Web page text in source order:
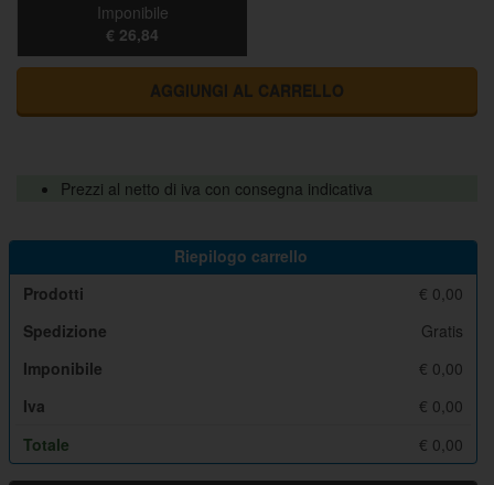
Imponibile
€ 26,84
AGGIUNGI AL CARRELLO
Prezzi al netto di iva con consegna indicativa
Riepilogo carrello
Prodotti
€ 0,00
Spedizione
Gratis
Imponibile
€ 0,00
Iva
€ 0,00
Totale
€ 0,00